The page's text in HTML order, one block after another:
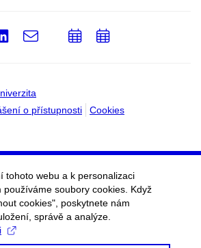
o přístupnosti Cookies
LinkedIn
e-
PřidatPřidat
tohoto webu a k personalizaci
používáme soubory cookies. Když
cookies", poskytnete nám
správě a analýze.